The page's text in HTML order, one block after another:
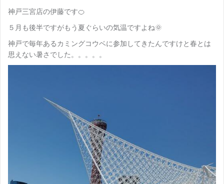
神戸三宮店の伊藤です🍊
５月も後半ですがもう夏ぐらいの気温ですよね🌞
神戸で毎年あるカミングコウベに参加してきたんですけと春とは
思えない暑さでした。。。。。